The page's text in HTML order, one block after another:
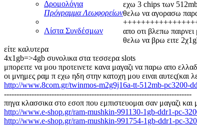
Δρομολόγια
Πρόγραμμα Λεωφορείων
Λίστα Συνδέσμων
εχω 3 chips των
θελω να αγορασω
απο οτι βλεπω
θελω να βρω ειτε
είτε καλυτερα
4x1gb=>4gb συνολικα στα τεσσερα slots
μπορειτε να μου προτεινετε κανα μαγαζι να παρω απο
οι μνημες ραμ π εχω ηδη στην κατοχη μου ειναι αυτες(και
http://www.8com.gr/twinmos-m2g9j16a-tt-512mb-pc3200-
---------------------------------------------------------------------------
πηγα κλασσικα στο εσοπ που εμπιστευομαι σαν μαγαζι και
http://www.e-shop.gr/ram-mushkin-991130-1gb-ddr1-pc-
http://www.e-shop.gr/ram-mushkin-991754-1gb-ddr1-pc-